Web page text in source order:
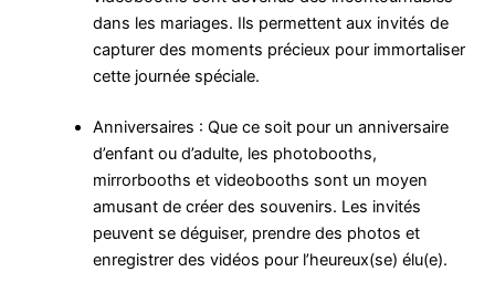
dans les mariages. Ils permettent aux invités de
capturer des moments précieux pour immortaliser
cette journée spéciale.
Anniversaires : Que ce soit pour un anniversaire
d’enfant ou d’adulte, les photobooths,
mirrorbooths et videobooths sont un moyen
amusant de créer des souvenirs. Les invités
peuvent se déguiser, prendre des photos et
enregistrer des vidéos pour l’heureux(se) élu(e).